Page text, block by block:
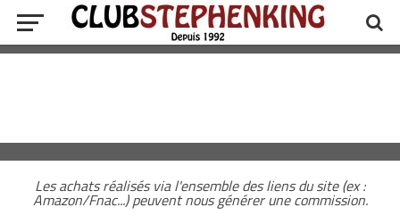
Les achats réalisés via l'ensemble des liens du site (ex :
Amazon/Fnac...) peuvent nous générer une commission.